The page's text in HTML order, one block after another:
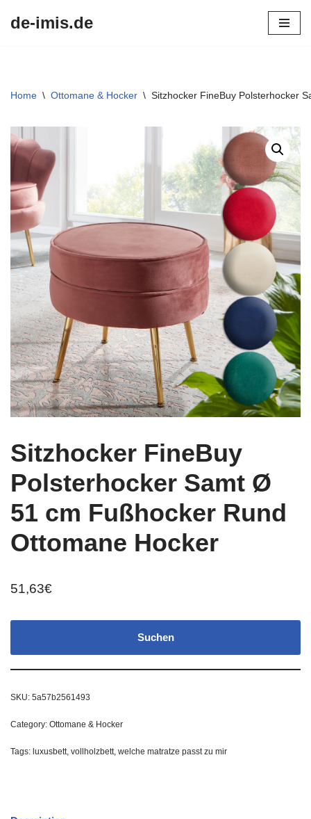
de-imis.de
Home \ Ottomane & Hocker \ Sitzhocker FineBuy Polsterhocker
Sitzhocker FineBuy
Polsterhocker Samt Ø
51 cm Fußhocker Rund
Ottomane Hocker
51,63€
Suchen
SKU: 5a57b2561493
Category: Ottomane & Hocker
Tags: luxusbett, vollholzbett, welche matratze passt zu mir